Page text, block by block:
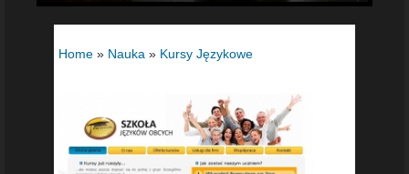
Home » Nauka » Kursy Językowe